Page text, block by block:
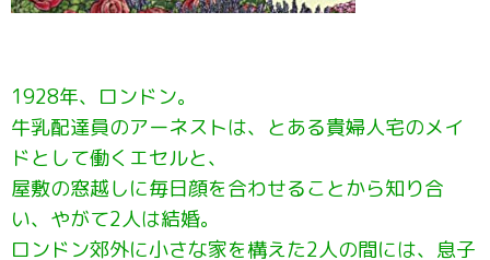
1928年、ロンドン。
牛乳配達員のアーネストは、とある貴婦人宅のメイ
ドとして働くエセルと、
屋敷の窓越しに毎日顔を合わせることから知り合
い、やがて2人は結婚。
ロンドン郊外に小さな家を構えた2人の間には、息子